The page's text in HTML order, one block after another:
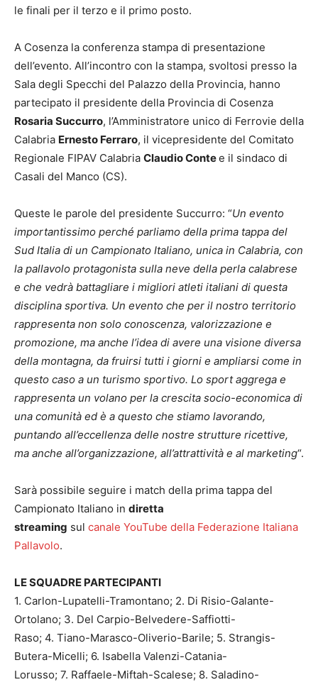
le finali per il terzo e il primo posto.
A Cosenza la conferenza stampa di presentazione
dell’evento. All’incontro con la stampa, svoltosi presso la
Sala degli Specchi del Palazzo della Provincia, hanno
partecipato il presidente della Provincia di Cosenza
Rosaria Succurro, l’Amministratore unico di Ferrovie della
Calabria Ernesto Ferraro, il vicepresidente del Comitato
Regionale FIPAV Calabria Claudio Contee il sindaco di
Casali del Manco (CS).
Queste le parole del presidente Succurro: “Un evento
importantissimo perché parliamo della prima tappa del
Sud Italia di un Campionato Italiano, unica in Calabria, con
la pallavolo protagonista sulla neve della perla calabrese
e che vedrà battagliare i migliori atleti italiani di questa
disciplina sportiva. Un evento che per il nostro territorio
rappresenta non solo conoscenza, valorizzazione e
promozione, ma anche l’idea di avere una visione diversa
della montagna, da fruirsi tutti i giorni e ampliarsi come in
questo caso a un turismo sportivo. Lo sport aggrega e
rappresenta un volano per la crescita socio-economica di
una comunità ed è a questo che stiamo lavorando,
puntando all’eccellenza delle nostre strutture ricettive,
ma anche all’organizzazione, all’attrattività e al marketing“.
Sarà possibile seguire i match della prima tappa del
Campionato Italiano in diretta
streaming sul canale YouTube della Federazione Italiana
Pallavolo.
LE SQUADRE PARTECIPANTI
1. Carlon-Lupatelli-Tramontano; 2. Di Risio-Galante-
Ortolano; 3. Del Carpio-Belvedere-Saffiotti-
Raso; 4. Tiano-Marasco-Oliverio-Barile; 5. Strangis-
Butera-Micelli; 6. Isabella Valenzi-Catania-
Lorusso; 7. Raffaele-Miftah-Scalese; 8. Saladino-